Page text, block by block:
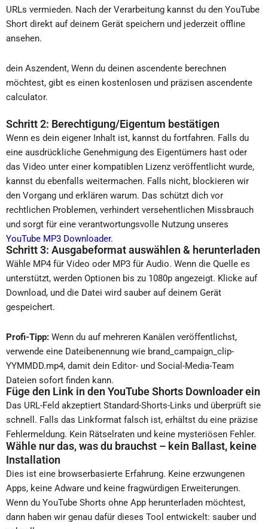
URLs vermieden. Nach der Verarbeitung kannst du den YouTube
Short direkt auf deinem Gerät speichern und jederzeit offline
ansehen.
dein Aszendent, Wenn du deinen ascendente berechnen
möchtest, gibt es einen kostenlosen und präzisen ascendente
calculator.
Schritt 2: Berechtigung/Eigentum bestätigen
Wenn es dein eigener Inhalt ist, kannst du fortfahren. Falls du
eine ausdrückliche Genehmigung des Eigentümers hast oder
das Video unter einer kompatiblen Lizenz veröffentlicht wurde,
kannst du ebenfalls weitermachen. Falls nicht, blockieren wir
den Vorgang und erklären warum. Das schützt dich vor
rechtlichen Problemen, verhindert versehentlichen Missbrauch
und sorgt für eine verantwortungsvolle Nutzung unseres
YouTube MP3 Downloader.
Schritt 3: Ausgabeformat auswählen & herunterladen
Wähle MP4 für Video oder MP3 für Audio. Wenn die Quelle es
unterstützt, werden Optionen bis zu 1080p angezeigt. Klicke auf
Download, und die Datei wird sauber auf deinem Gerät
gespeichert.
Profi-Tipp: Wenn du auf mehreren Kanälen veröffentlichst,
verwende eine Dateibenennung wie brand_campaign_clip-
YYMMDD.mp4, damit dein Editor- und Social-Media-Team
Dateien sofort finden kann.
Füge den Link in den YouTube Shorts Downloader ein
Das URL-Feld akzeptiert Standard-Shorts-Links und überprüft sie
schnell. Falls das Linkformat falsch ist, erhältst du eine präzise
Fehlermeldung. Kein Rätselraten und keine mysteriösen Fehler.
Wähle nur das, was du brauchst – kein Ballast, keine
Installation
Dies ist eine browserbasierte Erfahrung. Keine erzwungenen
Apps, keine Adware und keine fragwürdigen Erweiterungen.
Wenn du YouTube Shorts ohne App herunterladen möchtest,
dann haben wir genau dafür dieses Tool entwickelt: sauber und